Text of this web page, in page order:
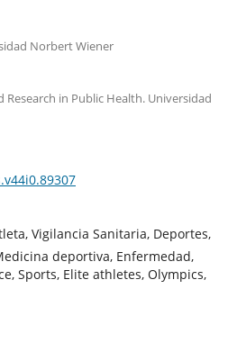
Norbert Wiener
in Public Health. Universidad
Vigilancia Sanitaria, Deportes,
deportiva, Enfermedad,
Sports, Elite athletes, Olympics,